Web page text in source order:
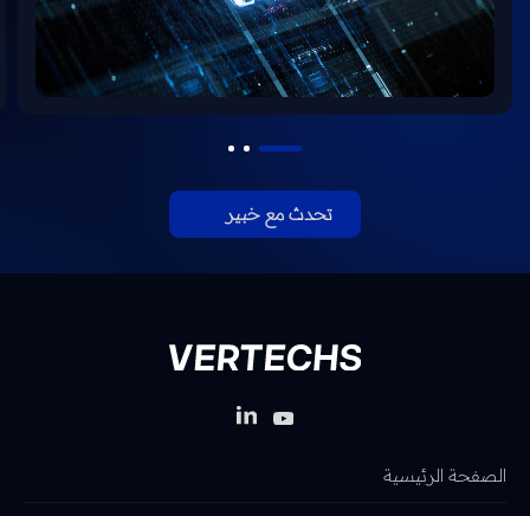
تحدث مع خبير
الصفحة الرئيسية